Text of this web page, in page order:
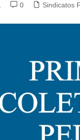
0 Sindicatos